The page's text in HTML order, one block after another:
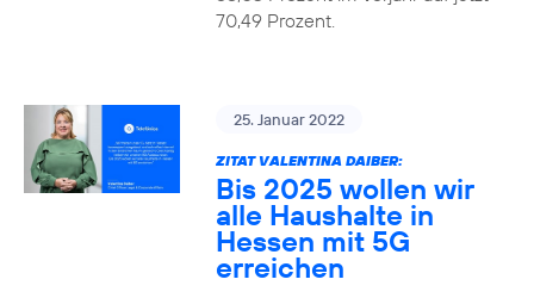
70,49 Prozent.
25. Januar 2022
ZITAT VALENTINA DAIBER:
Bis 2025 wollen wir
alle Haushalte in
Hessen mit 5G
erreichen